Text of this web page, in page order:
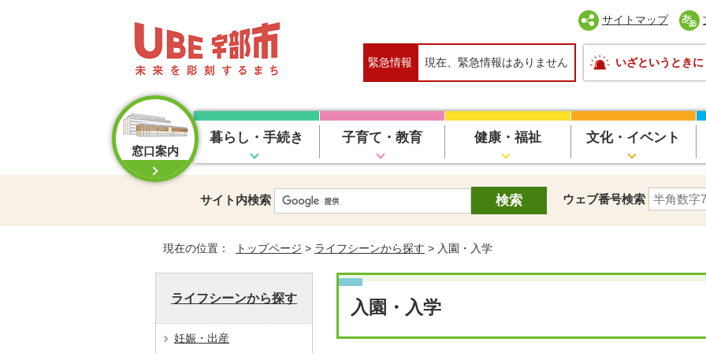
サイトマップ
緊急情報 現在、緊急情報はありません いざというときに
窓口案内
暮らし・手続き 子育て・教育 健康・福祉 文化・イベント
サイト内検索 ウェブ番号検索
現在の位置： トップページ > ライフシーンから探す > 入園・入学
入園・入学
ライフシーンから探す
妊娠・出産